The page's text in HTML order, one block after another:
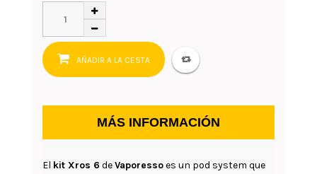
AÑADIR A LA CESTA
MÁS INFORMACIÓN
El kit Xros 6 deVaporessoes un pod system que